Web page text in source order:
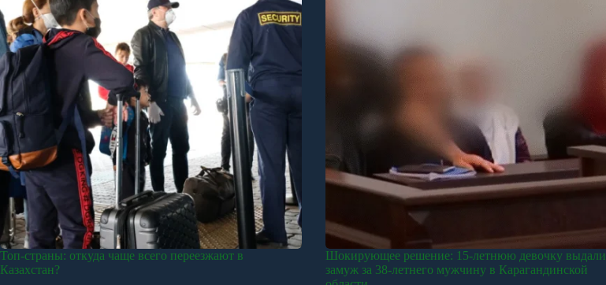
Топ-страны: откуда чаще всего переезжают в
Казахстан?
Шокирующее решение: 15-летнюю девочку выдали
замуж за 38-летнего мужчину в Карагандинской